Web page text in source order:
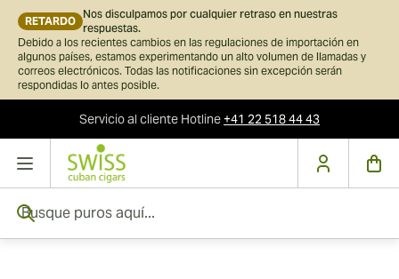
RETARDO
Nos disculpamos por cualquier retraso en nuestras
respuestas.
Debido a los recientes cambios en las regulaciones de importación en
algunos países, estamos experimentando un alto volumen de llamadas y
correos electrónicos. Todas las notificaciones sin excepción serán
respondidas lo antes posible.
Servicio al cliente Hotline+41 22 518 44 43